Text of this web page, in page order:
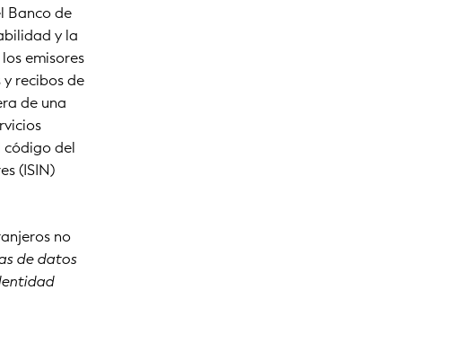
Banco de
y la
emisores
recibos de
de una
código del
(ISIN)
no
de datos